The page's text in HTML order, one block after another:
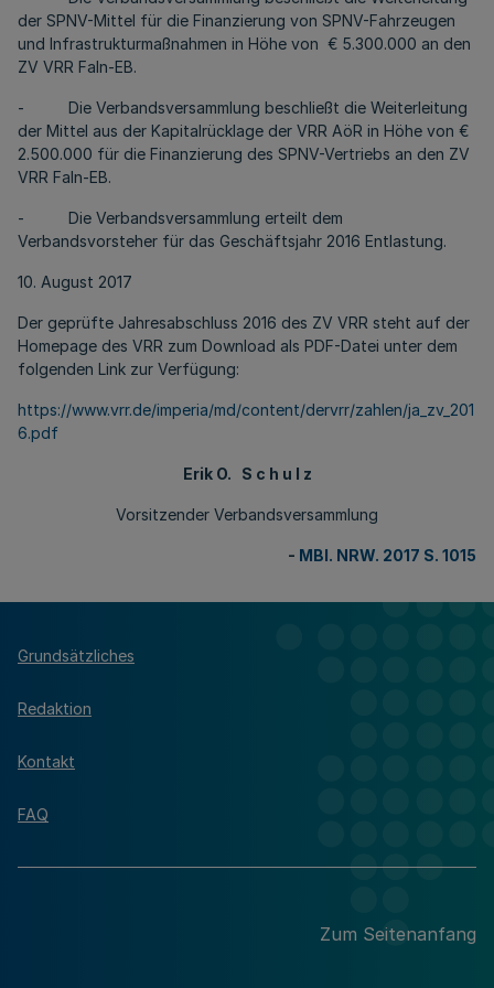
der SPNV-Mittel für die Finanzierung von SPNV-Fahrzeugen
und Infrastrukturmaßnahmen in Höhe von € 5.300.000 an den
ZV VRR FaIn-EB.
- Die Verbandsversammlung beschließt die Weiterleitung
der Mittel aus der Kapitalrücklage der VRR AöR in Höhe von €
2.500.000 für die Finanzierung des SPNV-Vertriebs an den ZV
VRR FaIn-EB.
- Die Verbandsversammlung erteilt dem
Verbandsvorsteher für das Geschäftsjahr 2016 Entlastung.
10. August 2017
Der geprüfte Jahresabschluss 2016 des ZV VRR steht auf der
Homepage des VRR zum Download als PDF-Datei unter dem
folgenden Link zur Verfügung:
https://www.vrr.de/imperia/md/content/dervrr/zahlen/ja_zv_201
6.pdf
Erik O. S c h u l z
Vorsitzender Verbandsversammlung
- MBl. NRW. 2017 S. 1015
Grundsätzliches
Redaktion
Kontakt
FAQ
Zum Seitenanfang